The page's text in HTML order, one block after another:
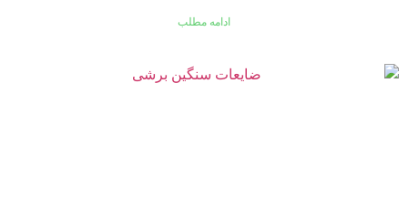
ادامه مطلب